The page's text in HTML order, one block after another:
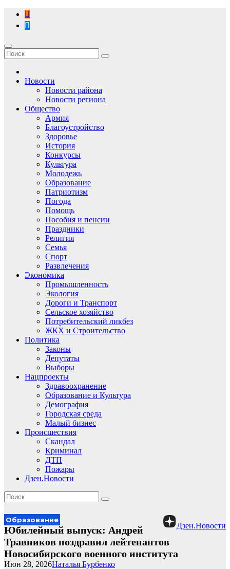
Перейти
содержимому
Новости
Новости района
Новости региона
Общество
Армия
Благоустройство
Здоровье
История
Конкурсы
Культура
Молодежь
Образование
Патриотизм
Погода
Помощь
Пособия и пенсии
Праздники
Религия
Семья
Спорт
Развлечения
Экономика
Промышленность
Экология
Дороги и Транспорт
Сельское хозяйство
Потребительский ликбез
ЖКХ и Строительство
Политика
Законы
Депутаты
Выборы
Нацпроекты
Здравоохранение
Образование и Культура
Демография
Городская среда
Малый бизнес
Происшествия
Скандал
Криминал
ДТП
Пожары
Дзен.Новости
Дзен.Новости
Образование
Юбилейный выпуск: Андрей
Травников поздравил лейтенантов
Новосибирского военного института
Наталья Бурбенко
Июн 28, 2026